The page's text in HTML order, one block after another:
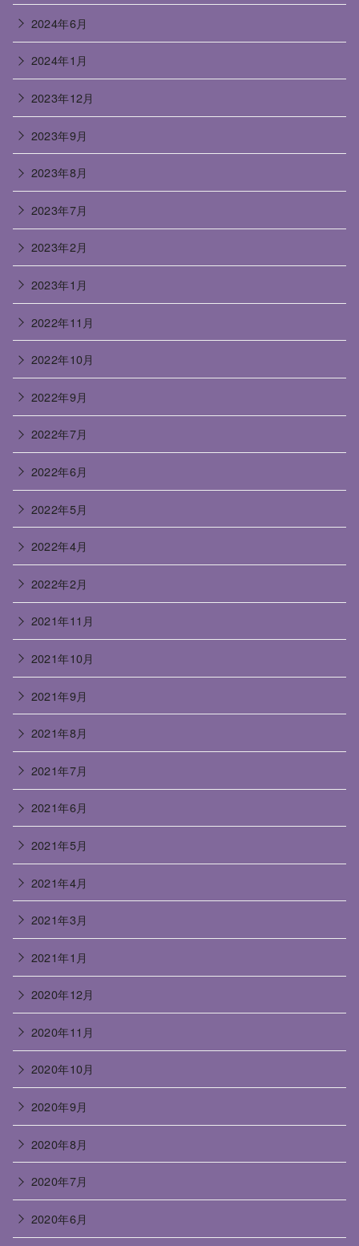
2024年6月
2024年1月
2023年12月
2023年9月
2023年8月
2023年7月
2023年2月
2023年1月
2022年11月
2022年10月
2022年9月
2022年7月
2022年6月
2022年5月
2022年4月
2022年2月
2021年11月
2021年10月
2021年9月
2021年8月
2021年7月
2021年6月
2021年5月
2021年4月
2021年3月
2021年1月
2020年12月
2020年11月
2020年10月
2020年9月
2020年8月
2020年7月
2020年6月